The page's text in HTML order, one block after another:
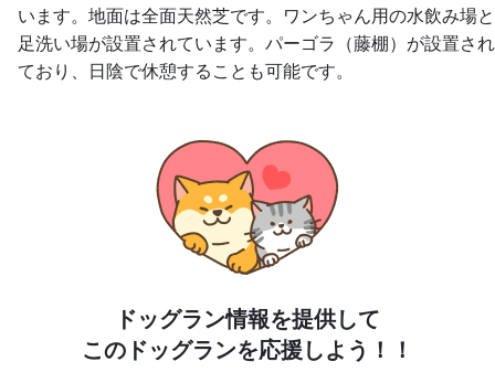
います。地面は全面天然芝です。ワンちゃん用の水飲み場と
足洗い場が設置されています。パーゴラ（藤棚）が設置され
ており、日陰で休憩することも可能です。
ドッグラン情報を提供して
このドッグランを応援しよう！！